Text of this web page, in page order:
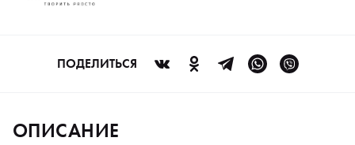
веществ.ПОДЕЛИТЬСЯ
ОПИСАНИЕ